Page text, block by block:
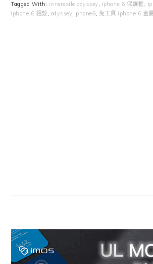
Tagged With: innerexile odyssey, iphone 6 保護框,
iphone 6 鋁殼, odyssey iphone6,免工具 iphone 6 金